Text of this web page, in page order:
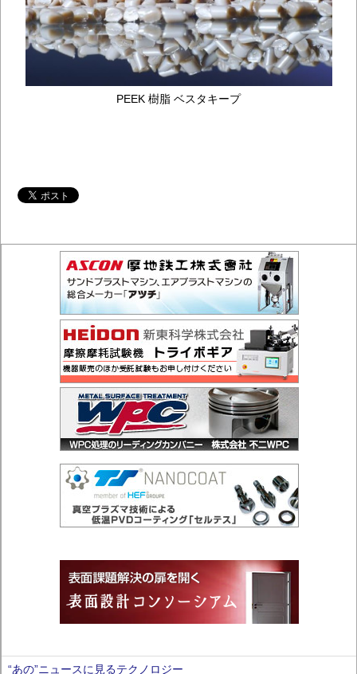
PEEK 樹脂 ベスタキープ
“あの”ニュースに見るテクノロジー